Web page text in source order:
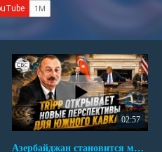
02:57
Азербайджан становится мостом между Востоком и Западом